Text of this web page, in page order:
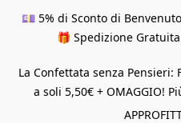
💷 5% di Sconto di
🎁 Spedizione
La Confettata senza Pensieri:
a soli 5,50€ + OMAGGIO!